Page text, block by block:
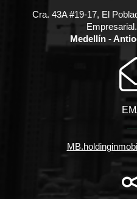
Cra. 43A #19-17, El
Medellín -